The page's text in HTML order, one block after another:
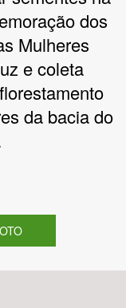
dos
Mulheres
e coleta
da bacia do